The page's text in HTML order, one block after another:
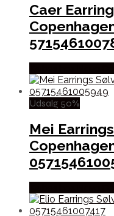
Caer
Udsalg 50%
Mei